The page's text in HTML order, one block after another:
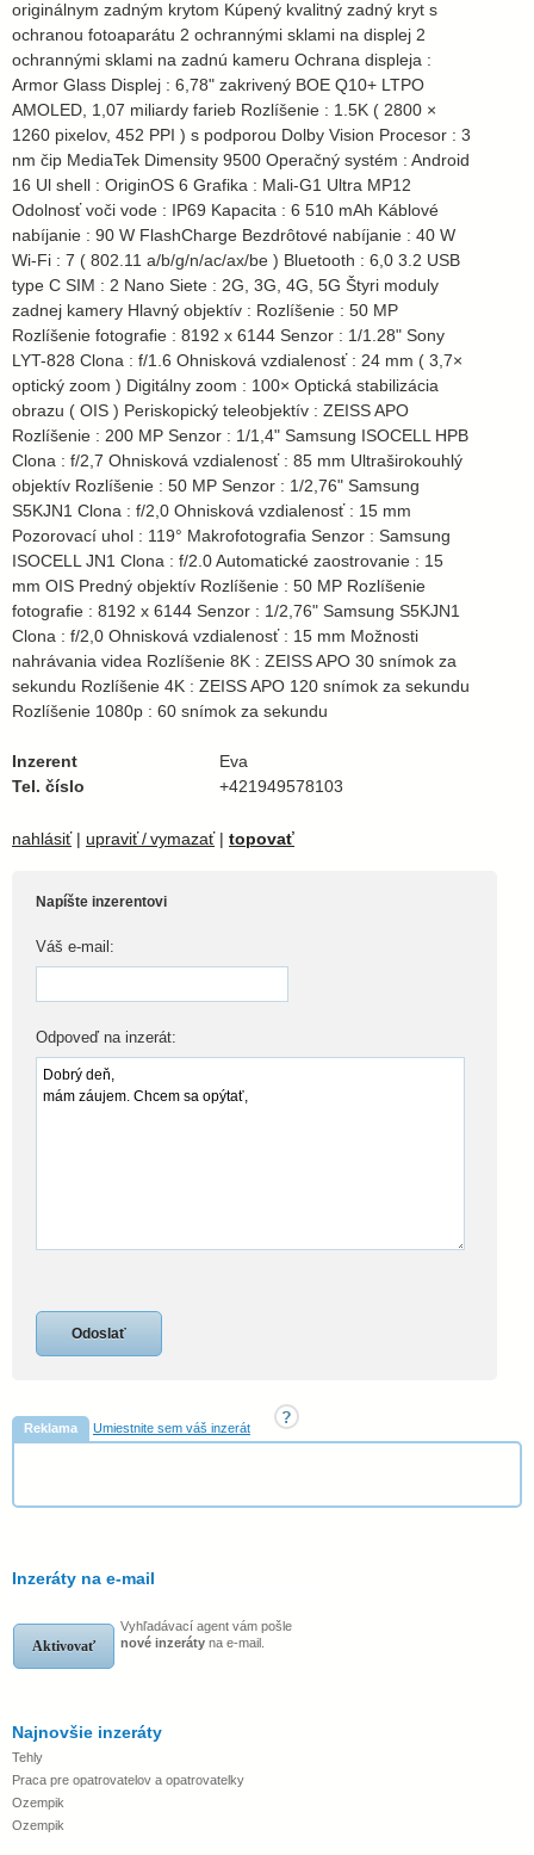
originálnym zadným krytom Kúpený kvalitný zadný kryt s
ochranou fotoaparátu 2 ochrannými sklami na displej 2
ochrannými sklami na zadnú kameru Ochrana displeja :
Armor Glass Displej : 6,78" zakrivený BOE Q10+ LTPO
AMOLED, 1,07 miliardy farieb Rozlíšenie : 1.5K ( 2800 ×
1260 pixelov, 452 PPI ) s podporou Dolby Vision Procesor : 3
nm čip MediaTek Dimensity 9500 Operačný systém : Android
16 Ul shell : OriginOS 6 Grafika : Mali-G1 Ultra MP12
Odolnosť voči vode : IP69 Kapacita : 6 510 mAh Káblové
nabíjanie : 90 W FlashCharge Bezdrôtové nabíjanie : 40 W
Wi-Fi : 7 ( 802.11 a/b/g/n/ac/ax/be ) Bluetooth : 6,0 3.2 USB
type C SIM : 2 Nano Siete : 2G, 3G, 4G, 5G Štyri moduly
zadnej kamery Hlavný objektív : Rozlíšenie : 50 MP
Rozlíšenie fotografie : 8192 x 6144 Senzor : 1/1.28" Sony
LYT-828 Clona : f/1.6 Ohnisková vzdialenosť : 24 mm ( 3,7×
optický zoom ) Digitálny zoom : 100× Optická stabilizácia
obrazu ( OIS ) Periskopický teleobjektív : ZEISS APO
Rozlíšenie : 200 MP Senzor : 1/1,4" Samsung ISOCELL HPB
Clona : f/2,7 Ohnisková vzdialenosť : 85 mm Ultraširokouhlý
objektív Rozlíšenie : 50 MP Senzor : 1/2,76" Samsung
S5KJN1 Clona : f/2,0 Ohnisková vzdialenosť : 15 mm
Pozorovací uhol : 119° Makrofotografia Senzor : Samsung
ISOCELL JN1 Clona : f/2.0 Automatické zaostrovanie : 15
mm OIS Predný objektív Rozlíšenie : 50 MP Rozlíšenie
fotografie : 8192 x 6144 Senzor : 1/2,76" Samsung S5KJN1
Clona : f/2,0 Ohnisková vzdialenosť : 15 mm Možnosti
nahrávania videa Rozlíšenie 8K : ZEISS APO 30 snímok za
sekundu Rozlíšenie 4K : ZEISS APO 120 snímok za sekundu
Rozlíšenie 1080p : 60 snímok za sekundu
Inzerent
Eva
Tel. číslo
+421949578103
nahlásiť| upraviť / vymazať| topovať
Napíšte inzerentovi
Váš e-mail:
Odpoveď na inzerát:
Reklama Umiestnite sem váš inzerát
Inzeráty na e-mail
Aktivovať
Vyhľadávací agent vám pošle
nové inzeráty na e-mail.
Najnovšie inzeráty
Tehly
Praca pre opatrovatelov a opatrovatelky
Ozempik
Ozempik